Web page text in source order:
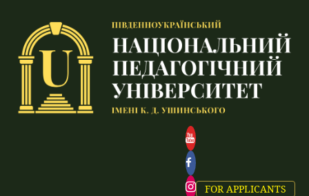
FOR APPLICANTS